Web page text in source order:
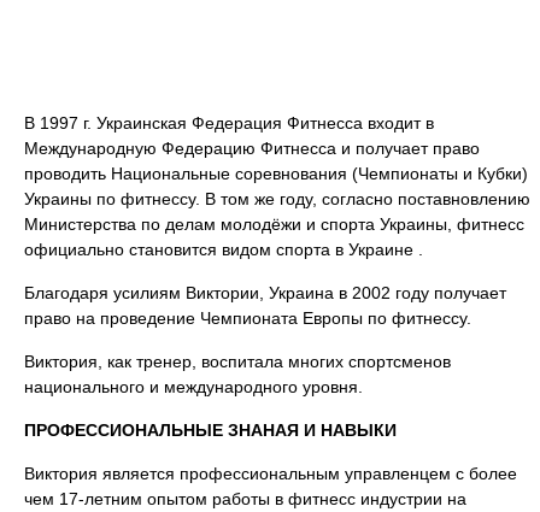
В 1997 г. Украинская Федерация Фитнесса входит в
Международную Федерацию Фитнесса и получает право
проводить Национальные соревнования (Чемпионаты и Кубки)
Украины по фитнессу. В том же году, согласно поставновлению
Министерства по делам молодёжи и спорта Украины, фитнесс
официально становится видом спорта в Украине .
Благодаря усилиям Виктории, Украина в 2002 году получает
право на проведение Чемпионата Европы по фитнессу.
Виктория, как тренер, воспитала многих спортсменов
национального и международного уровня.
ПРОФЕССИОНАЛЬНЫЕ ЗНАНАЯ И НАВЫКИ
Виктория является профессиональным управленцем с более
чем 17-летним опытом работы в фитнесс индустрии на